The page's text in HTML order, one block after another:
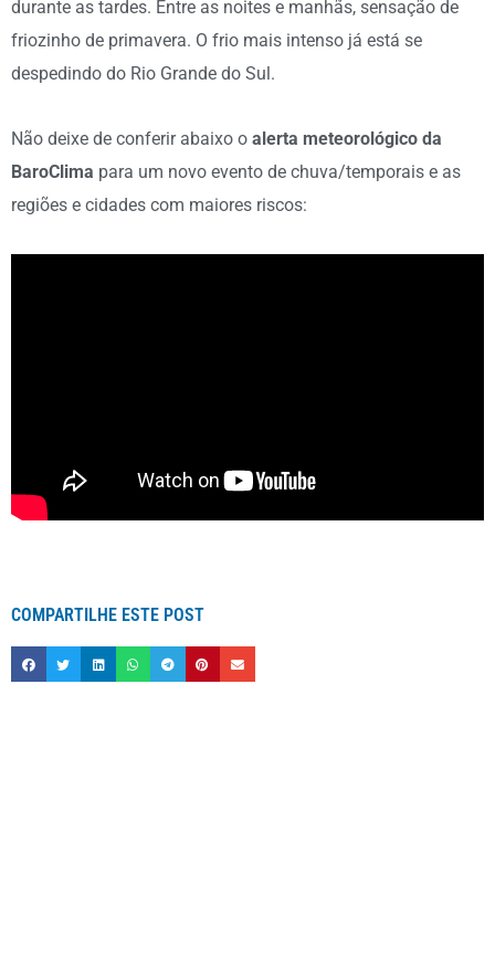
durante as tardes. Entre as noites e manhãs, sensação de
friozinho de primavera. O frio mais intenso já está se
despedindo do Rio Grande do Sul.
Não deixe de conferir abaixo o alerta meteorológico da
BaroClima para um novo evento de chuva/temporais e as
regiões e cidades com maiores riscos:
COMPARTILHE ESTE POST